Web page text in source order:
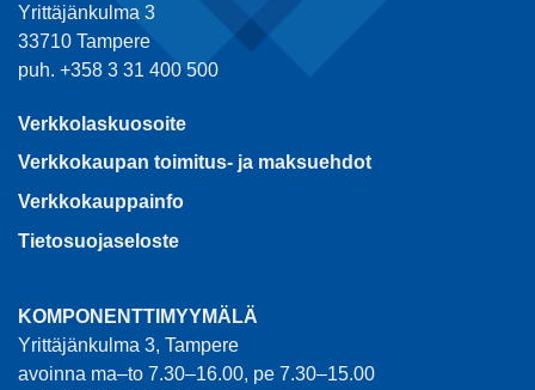
Yrittäjänkulma 3
33710 Tampere
puh. +358 3 31 400 500
Verkkolaskuosoite
Verkkokaupan toimitus- ja maksuehdot
Verkkokauppainfo
Tietosuojaseloste
KOMPONENTTIMYYMÄLÄ
Yrittäjänkulma 3, Tampere
avoinna ma–to 7.30–16.00, pe 7.30–15.00